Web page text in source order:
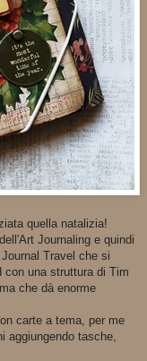
quella natalizia!
Journaling e quindi
Travel che si
con una struttura di Tim
che dà enorme
carte a tema, per me
aggiungendo tasche,